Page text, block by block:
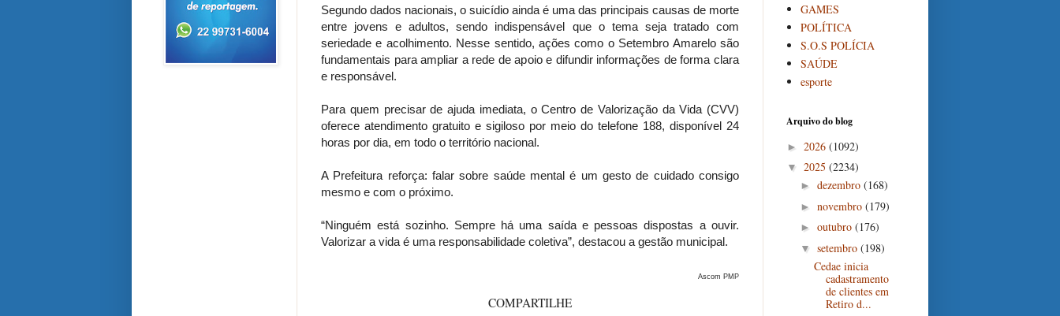
Segundo dados nacionais, o suicídio ainda é uma das principais causas de morte
entre jovens e adultos, sendo indispensável que o tema seja tratado com
seriedade e acolhimento. Nesse sentido, ações como o Setembro Amarelo são
fundamentais para ampliar a rede de apoio e difundir informações de forma clara
e responsável.
Para quem precisar de ajuda imediata, o Centro de Valorização da Vida (CVV)
oferece atendimento gratuito e sigiloso por meio do telefone 188, disponível 24
horas por dia, em todo o território nacional.
A Prefeitura reforça: falar sobre saúde mental é um gesto de cuidado consigo
mesmo e com o próximo.
“Ninguém está sozinho. Sempre há uma saída e pessoas dispostas a ouvir.
Valorizar a vida é uma responsabilidade coletiva”, destacou a gestão municipal.
Ascom PMP
COMPARTILHE
GAMES
POLÍTICA
S.O.S POLÍCIA
SAÚDE
esporte
Arquivo do blog
► 2026 (1092)
▼ 2025 (2234)
► dezembro (168)
► novembro (179)
► outubro (176)
▼ setembro (198)
Cedae inicia
cadastramento
de clientes em
Retiro d...